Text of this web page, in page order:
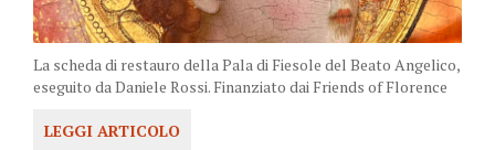
La scheda di restauro della Pala di Fiesole del Beato Angelico,
eseguito da Daniele Rossi. Finanziato dai Friends of Florence
LEGGI ARTICOLO